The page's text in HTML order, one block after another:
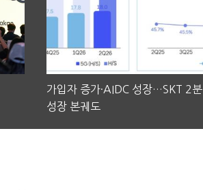
가입자 증가·AIDC 성장…SKT 2
성장 본궤도